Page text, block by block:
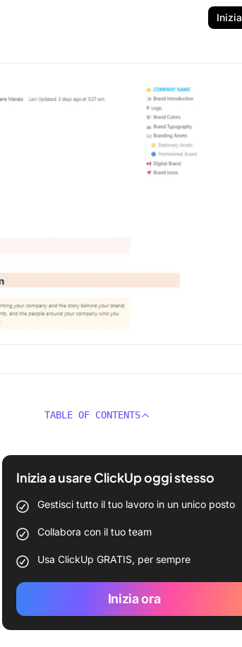
Inizia
TABLE OF CONTENTS
Inizia a usare ClickUp oggi stesso
Gestisci tutto il tuo lavoro in un unico posto
Collabora con il tuo team
Usa ClickUp GRATIS, per sempre
Inizia ora